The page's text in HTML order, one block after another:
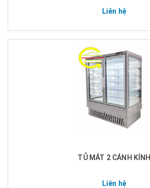
Liên hệ
TỦ MÁT 2 CÁNH KÍNH
Liên hệ